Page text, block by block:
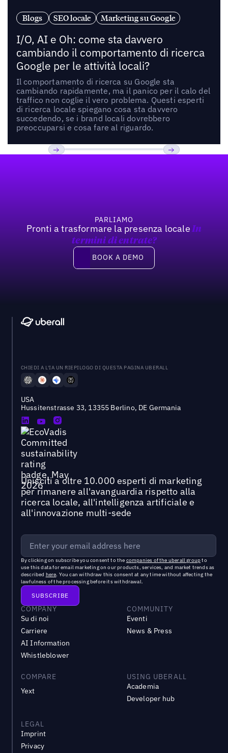
Blogs SEO locale Marketing su Google
I/O, AI e Oh: come sta davvero
cambiando il comportamento di ricerca
Google per le attività locali?
Il comportamento di ricerca su Google sta
cambiando rapidamente, ma il panico per il calo del
traffico non coglie il vero problema. Questi esperti
di ricerca locale spiegano cosa sta davvero
succedendo, se i brand locali dovrebbero
preoccuparsi e cosa fare al riguardo.
PARLIAMO
Pronti a trasformare la presenza locale In
termini di entrate?
Book a demo
BOOK A DEMO
CHIEDI A L'IA UN RIEPILOGO DI QUESTA PAGINA UBERALL
USA
Hussitenstrasse 33, 13355 Berlino, DE Germania
Unisciti a oltre 10.000 esperti di marketing
per rimanere all'avanguardia rispetto alla
ricerca locale, all'intelligenza artificiale e
all'innovazione multi-sede
By clicking on subscribe you consent to the companies of the uberall groupto
use this data for email marketing on our products, services, and market trends as
described here. You can withdraw this consent at any time without affecting the
lawfulness of the processing before its withdrawal.
COMPANY
Su di noi
Carriere
AI Information
Whistleblower
COMMUNITY
Eventi
News & Press
COMPARE
Yext
USING UBERALL
Academia
Developer hub
LEGAL
Imprint
Privacy